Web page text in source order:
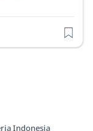
Indonesia